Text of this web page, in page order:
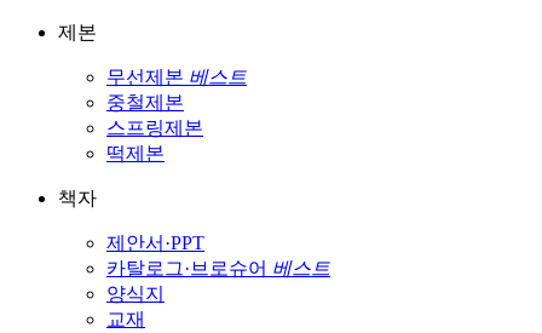
제본
무선제본 베스트
중철제본
스프링제본
떡제본
책자
제안서·PPT
카탈로그·브로슈어 베스트
양식지
교재